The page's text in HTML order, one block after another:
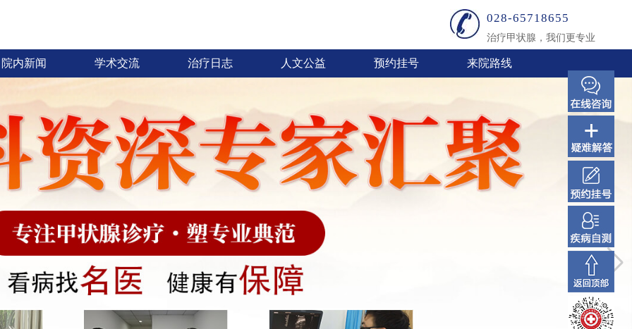
028-65718655
治疗甲状腺，我们更专业
院内新闻 学术交流 治疗日志 人文公益 预约挂号 来院路线